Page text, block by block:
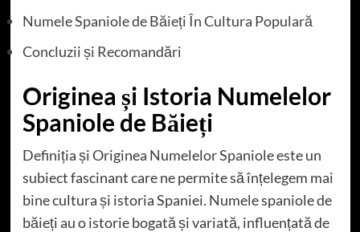
Numele Spaniole de Băieți În Cultura Populară
Concluzii și Recomandări
Originea și Istoria Numelelor
Spaniole de Băieți
Definiția și Originea Numelelor Spaniole este un
subiect fascinant care ne permite să înțelegem mai
bine cultura și istoria Spaniei. Numele spaniole de
băieți au o istorie bogată și variată, influențată de